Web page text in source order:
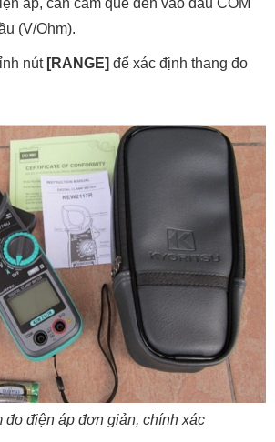
áp, cần cắm que đen vào đầu COM
(V/Ohm).
nút [RANGE] để xác định thang đo
đo điện áp đơn giản, chính xác